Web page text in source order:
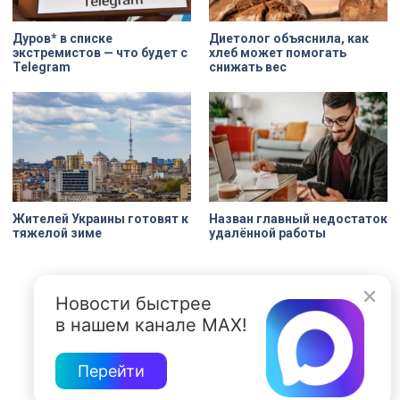
Дуров* в списке
экстремистов — что будет с
Telegram
Диетолог объяснила, как
хлеб может помогать
снижать вес
Жителей Украины готовят к
тяжелой зиме
Назван главный недостаток
удалённой работы
Новости быстрее
в нашем канале MAX!
Перейти